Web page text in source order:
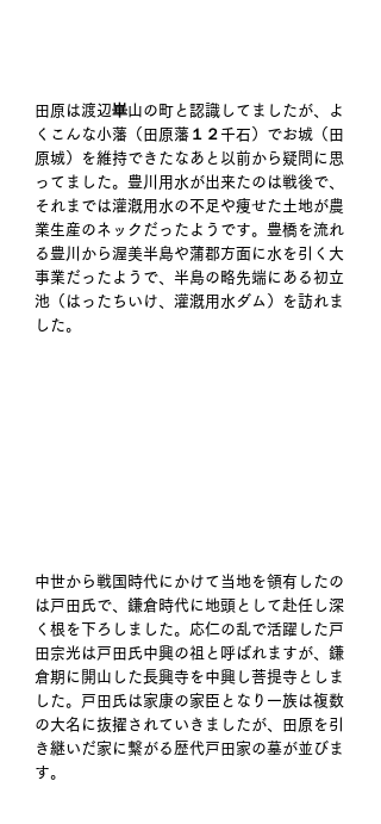
田原は渡辺崋山の町と認識してましたが、よ
くこんな小藩（田原藩１２千石）でお城（田
原城）を維持できたなあと以前から疑問に思
ってました。豊川用水が出来たのは戦後で、
それまでは灌漑用水の不足や痩せた土地が農
業生産のネックだったようです。豊橋を流れ
る豊川から渥美半島や蒲郡方面に水を引く大
事業だったようで、半島の略先端にある初立
池（はったちいけ、灌漑用水ダム）を訪れま
した。
中世から戦国時代にかけて当地を領有したの
は戸田氏で、鎌倉時代に地頭として赴任し深
く根を下ろしました。応仁の乱で活躍した戸
田宗光は戸田氏中興の祖と呼ばれますが、鎌
倉期に開山した長興寺を中興し菩提寺としま
した。戸田氏は家康の家臣となり一族は複数
の大名に抜擢されていきましたが、田原を引
き継いだ家に繋がる歴代戸田家の墓が並びま
す。